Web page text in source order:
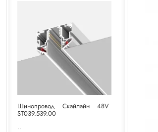
Шинопровод Скайлайн 48V
ST039.539.00
..